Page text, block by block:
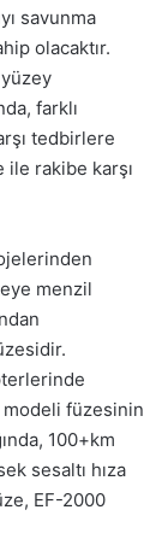
savunma
olacaktır.
farklı
tedbirlere
rakibe karşı
menzil
füzesinin
100+km
sesaltı hıza
EF-2000